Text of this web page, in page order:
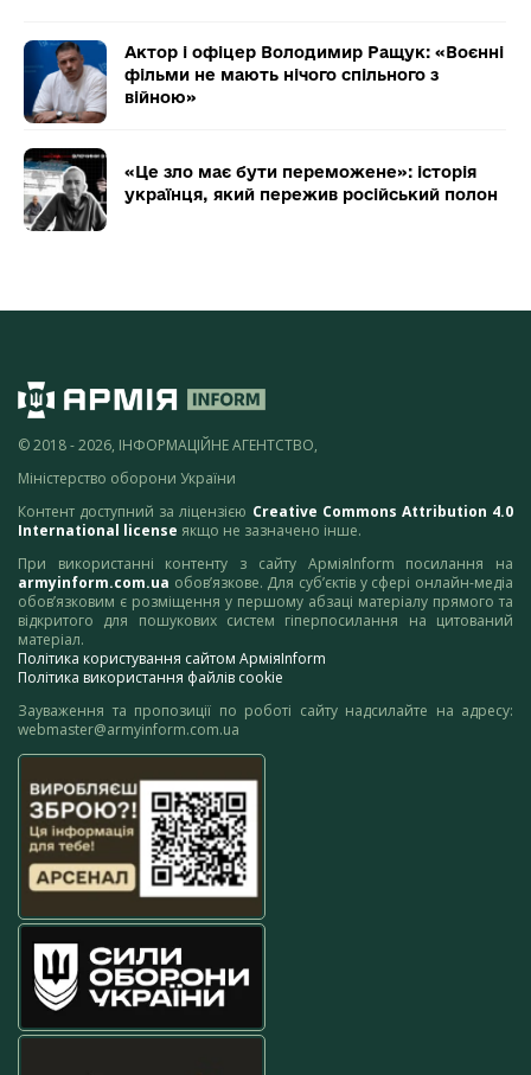
Актор і офіцер Володимир Ращук: «Воєнні
фільми не мають нічого спільного з
війною»
«Це зло має бути переможене»: історія
українця, який пережив російський полон
© 2018 - 2026, ІНФОРМАЦІЙНЕ АГЕНТСТВО,
Міністерство оборони України
Контент доступний за ліцензією Creative Commons Attribution 4.0
International license якщо не зазначено інше.
При використанні контенту з сайту АрміяInform посилання на
armyinform.com.ua обов’язкове. Для суб’єктів у сфері онлайн-медіа
обов’язковим є розміщення у першому абзаці матеріалу прямого та
відкритого для пошукових систем гіперпосилання на цитований
матеріал.
Політика користування сайтом АрміяInform
Політика використання файлів cookie
Зауваження та пропозиції по роботі сайту надсилайте на адресу:
webmaster@armyinform.com.ua